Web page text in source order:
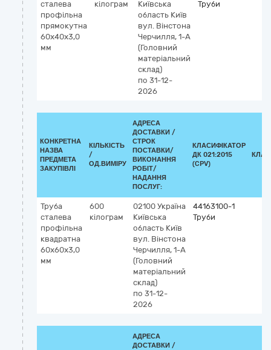
сталева
профільна
прямокутна
60х40х3,0
мм
кілограм
Київська
область Київ
вул. Вінстона
Черчилля, 1-А
(Головний
матеріальний
склад)
по 31-12-
2026
Труби
КОНКРЕТНА
НАЗВА
ПРЕДМЕТА
ЗАКУПІВЛІ
КІЛЬКІСТЬ
/
ОД.ВИМІРУ
АДРЕСА
ДОСТАВКИ /
СТРОК
ПОСТАВКИ/
ВИКОНАННЯ
РОБІТ/
НАДАННЯ
ПОСЛУГ:
КЛАСИФІКАТОР
ДК 021:2015
(CPV)
Труба
сталева
профільна
квадратна
60х60х3,0
мм
600
кілограм
02100 Україна
Київська
область Київ
вул. Вінстона
Черчилля, 1-А
(Головний
матеріальний
склад)
по 31-12-
2026
44163100-1
Труби
АДРЕСА
ДОСТАВКИ /